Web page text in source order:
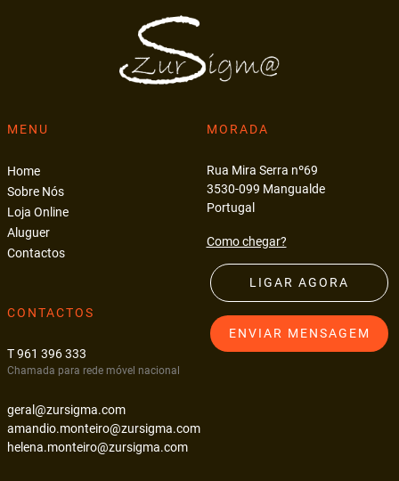
MENU
Home
Sobre Nós
Loja Online
Aluguer
Contactos
MORADA
Rua Mira Serra nº69
3530-099 Mangualde
Portugal
Como chegar?
CONTACTOS
T 961 396 333
Chamada para rede móvel nacional
geral@zursigma.com
amandio.monteiro@zursigma.com
helena.monteiro@zursigma.com
LIGAR AGORA
ENVIAR MENSAGEM